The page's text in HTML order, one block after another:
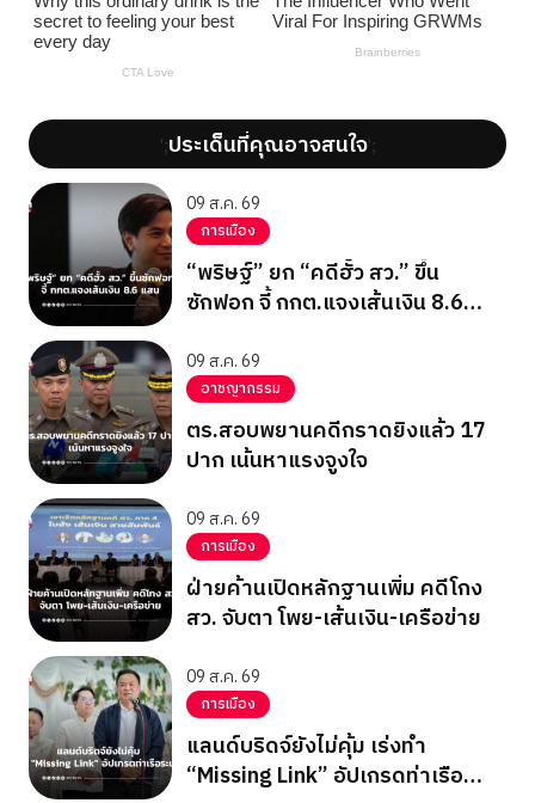
';ประเด็นที่คุณอาจสนใจ';
09 ส.ค. 69
การเมือง
“พริษฐ์” ยก “คดีฮั้ว สว.” ขึ้น
ซักฟอก จี้ กกต.แจงเส้นเงิน 8.6
09 ส.ค. 69
อาชญากรรม
ตร.สอบพยานคดีกราดยิงแล้ว 17
ปาก เน้นหาแรงจูงใจ
09 ส.ค. 69
การเมือง
ฝ่ายค้านเปิดหลักฐานเพิ่ม คดีโกง
สว. จับตา โพย-เส้นเงิน-เครือข่าย
09 ส.ค. 69
การเมือง
แลนด์บริดจ์ยังไม่คุ้ม เร่งทำ
“Missing Link” อัปเกรดท่าเรือ